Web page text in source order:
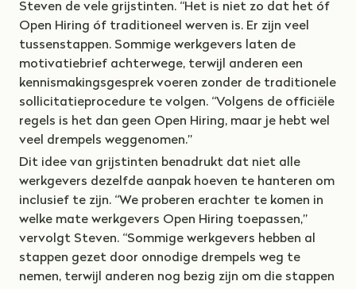
Steven de vele grijstinten. “Het is niet zo dat het óf
Open Hiring óf traditioneel werven is. Er zijn veel
tussenstappen. Sommige werkgevers laten de
motivatiebrief achterwege, terwijl anderen een
kennismakingsgesprek voeren zonder de traditionele
sollicitatieprocedure te volgen. “Volgens de officiële
regels is het dan geen Open Hiring, maar je hebt wel
veel drempels weggenomen.”
Dit idee van grijstinten benadrukt dat niet alle
werkgevers dezelfde aanpak hoeven te hanteren om
inclusief te zijn. “We proberen erachter te komen in
welke mate werkgevers Open Hiring toepassen,”
vervolgt Steven. “Sommige werkgevers hebben al
stappen gezet door onnodige drempels weg te
nemen, terwijl anderen nog bezig zijn om die stappen